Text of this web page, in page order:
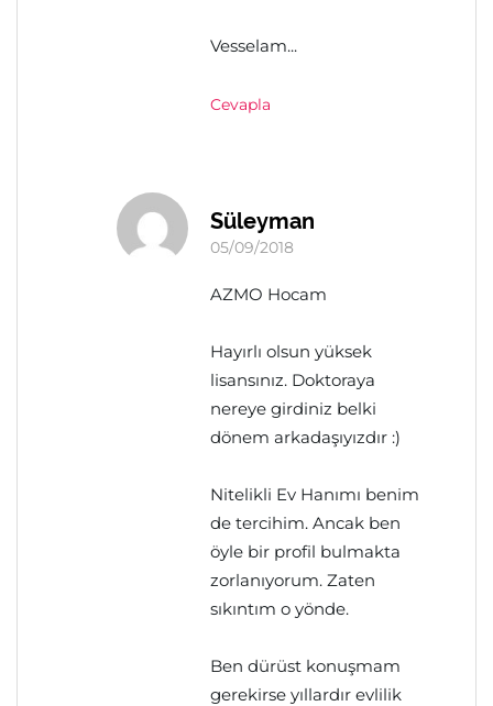
Vesselam...
Cevapla
Süleyman
05/09/2018
AZMO Hocam
Hayırlı olsun yüksek
lisansınız. Doktoraya
nereye girdiniz belki
dönem arkadaşıyızdır :)
Nitelikli Ev Hanımı benim
de tercihim. Ancak ben
öyle bir profil bulmakta
zorlanıyorum. Zaten
sıkıntım o yönde.
Ben dürüst konuşmam
gerekirse yıllardır evlilik